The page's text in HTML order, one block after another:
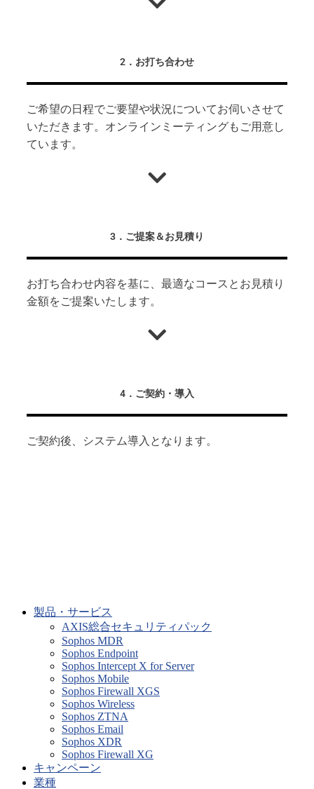
2．お打ち合わせ
ご希望の日程でご要望や状況についてお伺いさせて
いただきます。オンラインミーティングもご用意し
ています。
3．ご提案＆お見積り
お打ち合わせ内容を基に、最適なコースとお見積り
金額をご提案いたします。
4．ご契約・導入
ご契約後、システム導入となります。
製品・サービス
AXIS総合セキュリティパック
Sophos MDR
Sophos Endpoint
Sophos Intercept X for Server
Sophos Mobile
Sophos Firewall XGS
Sophos Wireless
Sophos ZTNA
Sophos Email
Sophos XDR
Sophos Firewall XG
キャンペーン
業種